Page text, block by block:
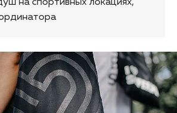
на спортивных локациях,